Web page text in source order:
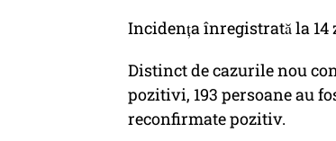
Incidența înregistrată la 14
Distinct de cazurile nou
pozitivi, 193 persoane au
reconfirmate pozitiv.